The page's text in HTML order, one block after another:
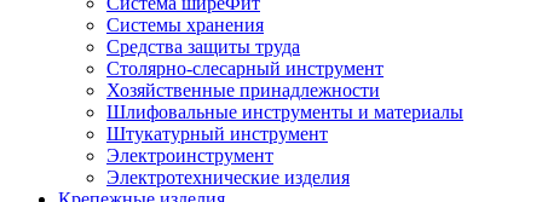
Системы хранения
Средства защиты труда
Столярно-слесарный инструмент
Хозяйственные принадлежности
Шлифовальные инструменты и материалы
Штукатурный инструмент
Электроинструмент
Электротехнические изделия